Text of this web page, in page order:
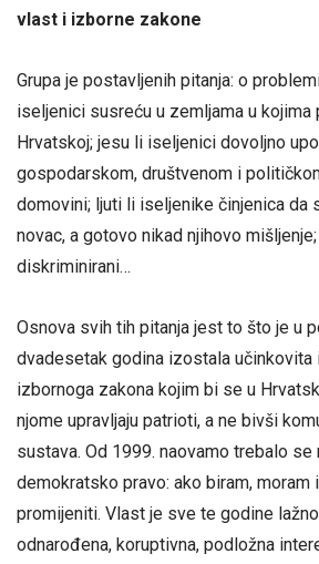
vlast i izborne zakone
Grupa je postavljenih pitanja: o
iseljenici susreću u zemljama u kojima
Hrvatskoj; jesu li iseljenici dovoljno
gospodarskom, društvenom i
domovini; ljuti li iseljenike činjenica da
novac, a gotovo nikad njihovo
diskriminirani…
Osnova svih tih pitanja jest to što je u
dvadesetak godina izostala učinkovita
izbornoga zakona kojim bi se u
njome upravljaju patrioti, a ne bivši
sustava. Od 1999. naovamo trebalo
demokratsko pravo: ako biram,
promijeniti. Vlast je sve te godine
odnarođena, koruptivna, podložna